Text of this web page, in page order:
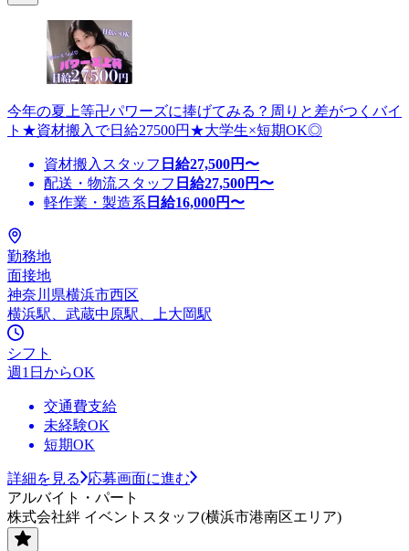
今年の夏上等卍パワーズに捧げてみる？周りと差がつくバイ
ト★資材搬入で日給27500円★大学生×短期OK◎
資材搬入スタッフ 日給27,500円〜
配送・物流スタッフ 日給27,500円〜
軽作業・製造系 日給16,000円〜
勤務地
面接地
神奈川県横浜市西区
横浜駅、武蔵中原駅、上大岡駅
シフト
週1日からOK
交通費支給
未経験OK
短期OK
詳細を見る
応募画面に進む
アルバイト・パート
株式会社絆 イベントスタッフ(横浜市港南区エリア)